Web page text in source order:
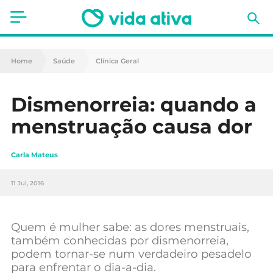
Saúde
Nutrição
Animais de Estimação
Home Saúde Clínica Geral
Dismenorreia: quando a
menstruação causa dor
Carla Mateus
11 Jul, 2016
Quem é mulher sabe: as dores menstruais,
também conhecidas por dismenorreia,
podem tornar-se num verdadeiro pesadelo
para enfrentar o dia-a-dia.